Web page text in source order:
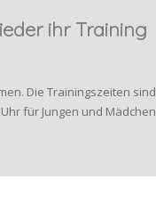
ihr Training
Die Trainingszeiten sind
für Jungen und Mädchen